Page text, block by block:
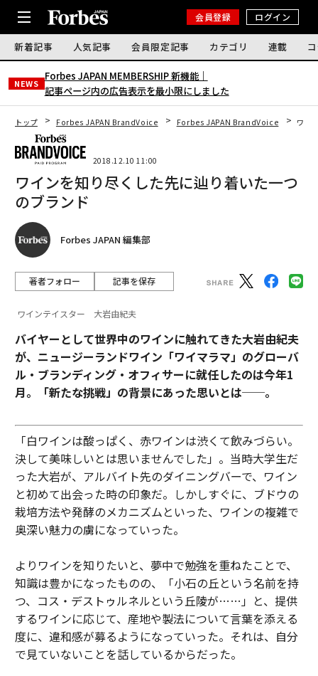
会員登録 ログイン
新着記事 人気記事 会員限定記事 カテゴリ 連載
NEWS
Forbes JAPAN MEMBERSHIP 新機能｜
記事ページ内の広告表示を最小限にしました
トップ Forbes JAPAN BrandVoice Forbes JAPAN BrandVoice ワイ
2018.12.10 11:00
ワインを知り尽くした先に辿り着いた一つ
のブランド
Forbes JAPAN 編集部
著者フォロー 記事を保存
ワインテイスター 大岩由紀夫
バイヤーとして世界中のワインに触れてきた大岩由紀夫
が、ニュージーランドワイン「ワイマラマ」のグローバ
ル・ブランディング・オフィサーに就任したのは今年1
月。「新たな挑戦」の背景にあった思いとは──。
「白ワインは酸っぱく、赤ワインは渋くて飲みづらい。
決して美味しいとは思いませんでした」。当時大学生だ
った大岩が、アルバイト先のダイニングバーで、ワイン
と初めて出会った時の印象だ。しかしすぐに、ブドウの
栽培方法や発酵のメカニズムといった、ワインの複雑で
奥深い魅力の虜になっていった。
よりワインを知りたいと、夢中で勉強を重ねたことで、
知識は豊かになったものの、「小石の丘という名前を持
つ、コス・デストゥルネルという丘陵が……」と、提供
するワインに応じて、産地や製法について言葉を添える
度に、違和感が募るようになっていった。それは、自分
で見ていないことを話しているからだった。